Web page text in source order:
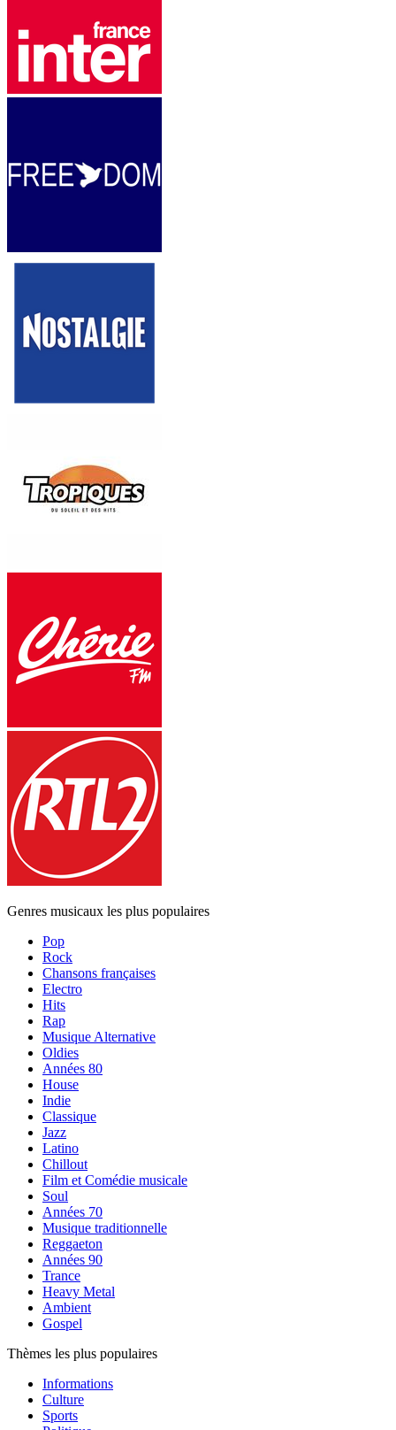
Genres musicaux les plus populaires
Pop
Rock
Chansons françaises
Electro
Hits
Rap
Musique Alternative
Oldies
Années 80
House
Indie
Classique
Jazz
Latino
Chillout
Film et Comédie musicale
Soul
Années 70
Musique traditionnelle
Reggaeton
Années 90
Trance
Heavy Metal
Ambient
Gospel
Thèmes les plus populaires
Informations
Culture
Sports